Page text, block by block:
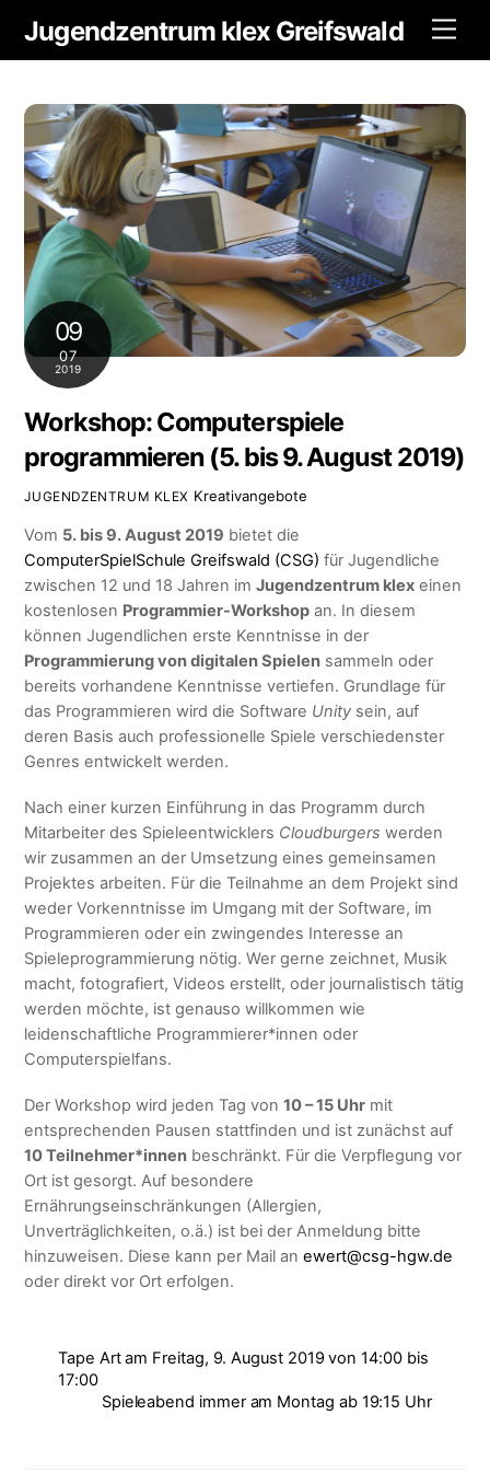
content
Jugendzentrum klex Greifswald
09
07
2019
Workshop: Computerspiele
programmieren (5. bis 9. August 2019)
JUGENDZENTRUM KLEX Kreativangebote
Vom 5. bis 9. August 2019 bietet die
ComputerSpielSchule Greifswald (CSG) für Jugendliche
zwischen 12 und 18 Jahren imJugendzentrum klex einen
kostenlosen Programmier-Workshop an. In diesem
können Jugendlichen erste Kenntnisse in der
Programmierung von digitalen Spielen sammeln oder
bereits vorhandene Kenntnisse vertiefen. Grundlage für
das Programmieren wird die Software Unity sein, auf
deren Basis auch professionelle Spiele verschiedenster
Genres entwickelt werden.
Nach einer kurzen Einführung in das Programm durch
Mitarbeiter des Spieleentwicklers Cloudburgerswerden
wir zusammen an der Umsetzung eines gemeinsamen
Projektes arbeiten. Für die Teilnahme an dem Projekt sind
weder Vorkenntnisse im Umgang mit der Software, im
Programmieren oder ein zwingendes Interesse an
Spieleprogrammierung nötig. Wer gerne zeichnet, Musik
macht, fotografiert, Videos erstellt, oder journalistisch tätig
werden möchte, ist genauso willkommen wie
leidenschaftliche Programmierer*innen oder
Computerspielfans.
Der Workshop wird jeden Tag von10 – 15 Uhr mit
entsprechenden Pausen stattfinden und ist zunächst auf
10 Teilnehmer*innen beschränkt. Für die Verpflegung vor
Ort ist gesorgt. Auf besondere
Ernährungseinschränkungen (Allergien,
Unverträglichkeiten, o.ä.) ist bei der Anmeldung bitte
hinzuweisen. Diese kann per Mail anewert@csg-hgw.de
oder direkt vor Ort erfolgen.
Tape Art am Freitag, 9. August 2019 von 14:00 bis
17:00
Spieleabend immer am Montag ab 19:15 Uhr